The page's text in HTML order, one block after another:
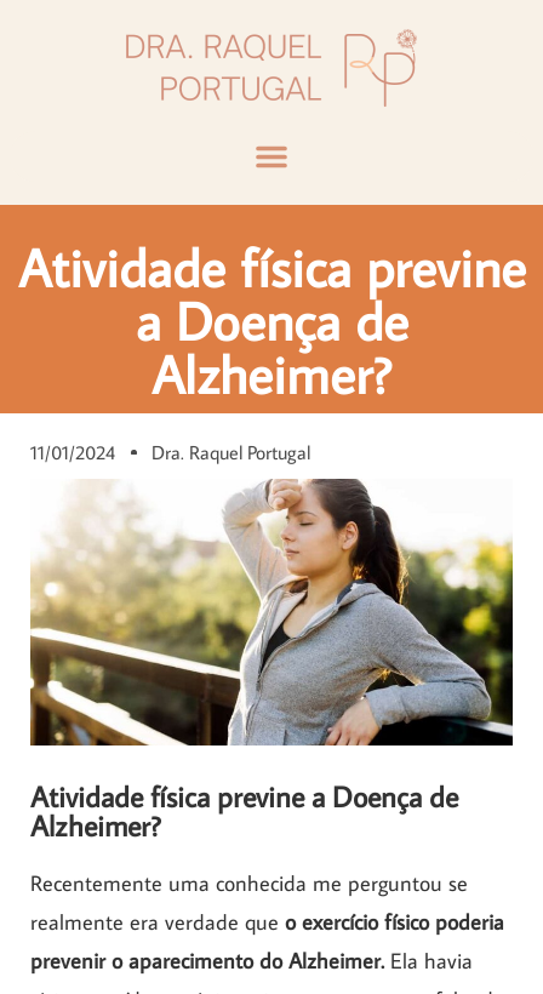
Atividade física previne
a Doença de
Alzheimer?
11/01/2024 Dra. Raquel Portugal
Atividade física previne a Doença de
Alzheimer?
Recentemente uma conhecida me perguntou se
realmente era verdade que o exercício físico poderia
prevenir o aparecimento do Alzheimer. Ela havia